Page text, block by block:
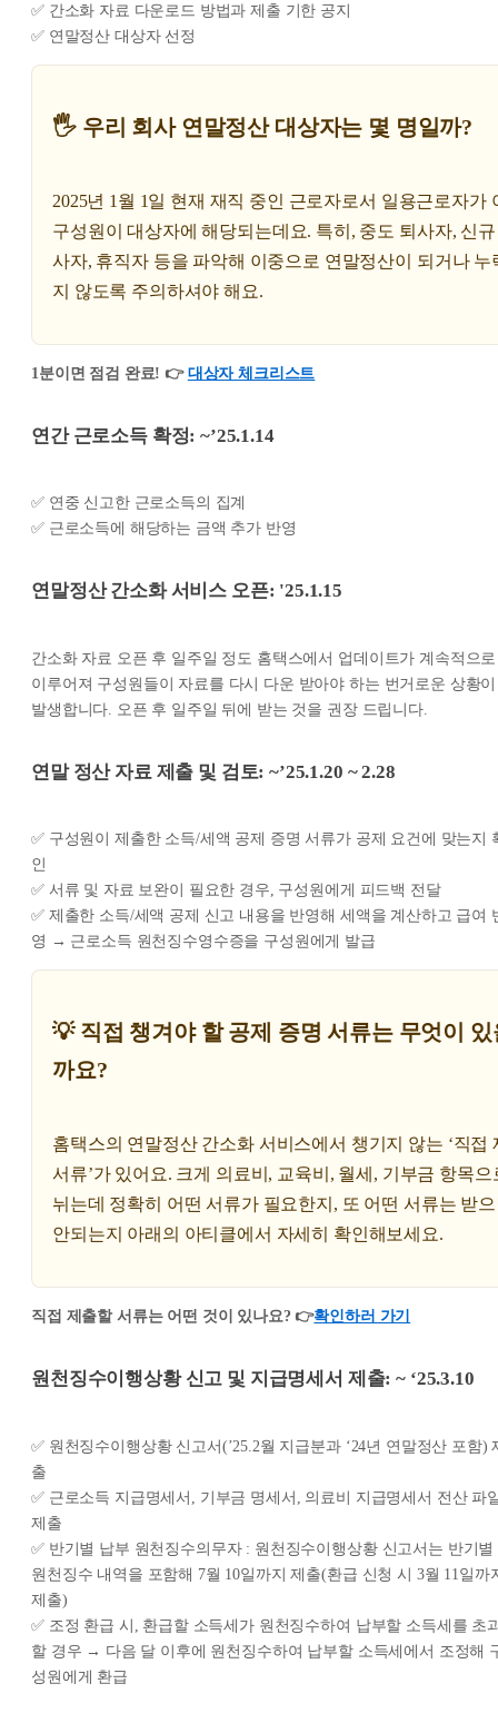
✅ 간소화 자료 다운로드 방법과 제출 기한 공지
✅ 연말정산 대상자 선정
🖐️ 우리 회사 연말정산 대상자는 몇 명일까?
2025년 1월 1일 현재 재직 중인 근로자로서 일용근로자가
구성원이 대상자에 해당되는데요. 특히, 중도 퇴사자, 신
사자, 휴직자 등을 파악해 이중으로 연말정산이 되거나 누
지 않도록 주의하셔야 해요.
1분이면 점검 완료! 👉 대상자 체크리스트
연간 근로소득 확정: ~’25.1.14
✅ 연중 신고한 근로소득의 집계
✅ 근로소득에 해당하는 금액 추가 반영
연말정산 간소화 서비스 오픈: '25.1.15
간소화 자료 오픈 후 일주일 정도 홈택스에서 업데이트가 계속적으로
이루어져 구성원들이 자료를 다시 다운 받아야 하는 번거로운 상황이
발생합니다. 오픈 후 일주일 뒤에 받는 것을 권장 드립니다.
연말 정산 자료 제출 및 검토: ~’25.1.20 ~ 2.28
✅ 구성원이 제출한 소득/세액 공제 증명 서류가 공제 요건에 맞는지
인
✅ 서류 및 자료 보완이 필요한 경우, 구성원에게 피드백 전달
✅ 제출한 소득/세액 공제 신고 내용을 반영해 세액을 계산하고 급여
영 → 근로소득 원천징수영수증을 구성원에게 발급
💡 직접 챙겨야 할 공제 증명 서류는 무엇이 있
까요?
홈택스의 연말정산 간소화 서비스에서 챙기지 않는 ‘직접
서류’가 있어요. 크게 의료비, 교육비, 월세, 기부금 항목으
뉘는데 정확히 어떤 서류가 필요한지, 또 어떤 서류는 받
안되는지 아래의 아티클에서 자세히 확인해보세요.
직접 제출할 서류는 어떤 것이 있나요? 👉확인하러 가기
원천징수이행상황 신고 및 지급명세서 제출: ~ ‘25.3.10
✅ 원천징수이행상황 신고서(’25.2월 지급분과 ‘24년 연말정산 포함)
출
✅ 근로소득 지급명세서, 기부금 명세서, 의료비 지급명세서 전산 파
제출
✅ 반기별 납부 원천징수의무자 : 원천징수이행상황 신고서는 반기별
원천징수 내역을 포함해 7월 10일까지 제출(환급 신청 시 3월 11일까
제출)
✅ 조정 환급 시, 환급할 소득세가 원천징수하여 납부할 소득세를 초
할 경우 → 다음 달 이후에 원천징수하여 납부할 소득세에서 조정해
성원에게 환급